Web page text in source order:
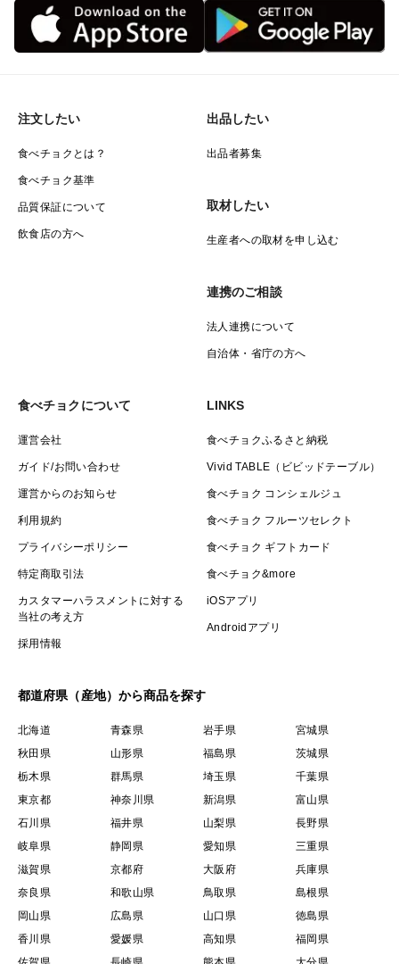
注文したい
食べチョクとは？
食べチョク基準
品質保証について
飲食店の方へ
出品したい
出品者募集
取材したい
生産者への取材を申し込む
連携のご相談
法人連携について
自治体・省庁の方へ
食べチョクについて
運営会社
ガイド/お問い合わせ
運営からのお知らせ
利用規約
プライバシーポリシー
特定商取引法
カスタマーハラスメントに対する
当社の考え方
採用情報
LINKS
食べチョクふるさと納税
Vivid TABLE（ビビッドテーブル）
食べチョク コンシェルジュ
食べチョク フルーツセレクト
食べチョク ギフトカード
食べチョク&more
iOSアプリ
Androidアプリ
都道府県（産地）から商品を探す
北海道 青森県 岩手県
宮城県
秋田県
山形県 福島県
茨城県
栃木県
群馬県 埼玉県
千葉県
東京都
神奈川県 新潟県
富山県
石川県
福井県 山梨県
長野県
岐阜県
静岡県 愛知県
三重県
滋賀県
京都府 大阪府
兵庫県
奈良県
和歌山県 鳥取県
島根県
岡山県
広島県 山口県
徳島県
香川県
愛媛県 高知県
福岡県